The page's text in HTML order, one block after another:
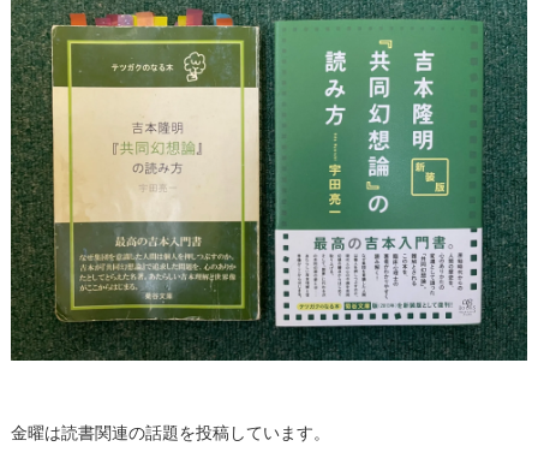
金曜は読書関連の話題を投稿しています。